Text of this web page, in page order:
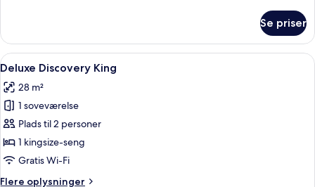
Discovery
Twin
Se priser
Indlæs
alle
billeder
af
Deluxe
Discovery
King
Et hotelværelse med en stor seng,
16
Deluxe Discovery King
28 m²
1 soveværelse
Plads til 2 personer
1 kingsize-seng
Gratis Wi-Fi
Flere oplysninger
Flere